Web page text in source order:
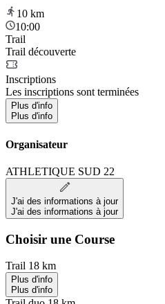
10 km
10:00
Trail
Trail découverte
Inscriptions
Les inscriptions sont terminées
Plus d'info
Plus d'info
Organisateur
ATHLETIQUE SUD 22
J'ai des informations à jour
J'ai des informations à jour
Choisir une Course
Trail 18 km
Plus d'info
Plus d'info